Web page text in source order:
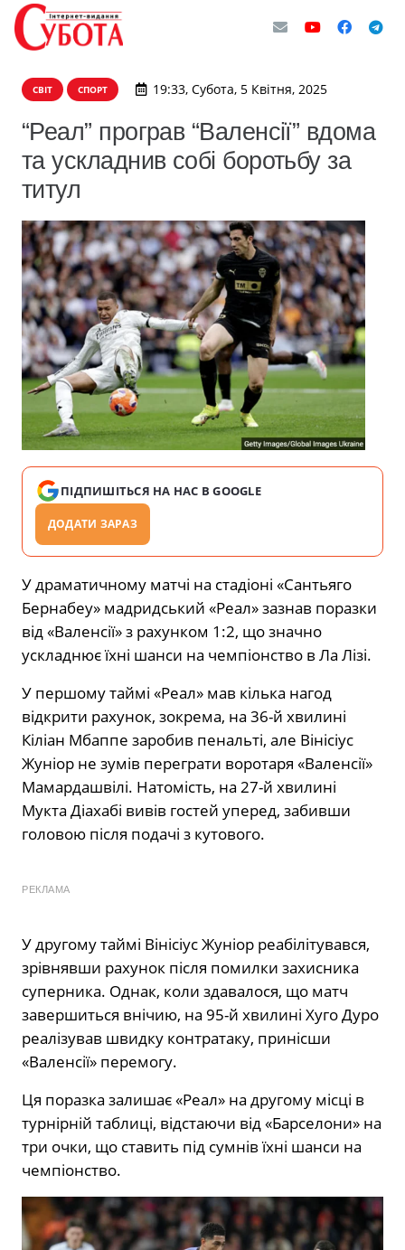
СВІТ СПОРТ 19:33, Субота, 5 Квітня, 2025
“Реал” програв “Валенсії” вдома
та ускладнив собі боротьбу за
титул
ПІДПИШІТЬСЯ НА НАС В GOOGLE
ДОДАТИ ЗАРАЗ
У драматичному матчі на стадіоні «Сантьяго
Бернабеу» мадридський «Реал» зазнав поразки
від «Валенсії» з рахунком 1:2, що значно
ускладнює їхні шанси на чемпіонство в Ла Лізі.
У першому таймі «Реал» мав кілька нагод
відкрити рахунок, зокрема, на 36-й хвилині
Кіліан Мбаппе заробив пенальті, але Вінісіус
Жуніор не зумів переграти воротаря «Валенсії»
Мамардашвілі. Натомість, на 27-й хвилині
Мукта Діахабі вивів гостей уперед, забивши
головою після подачі з кутового.
РЕКЛАМА
У другому таймі Вінісіус Жуніор реабілітувався,
зрівнявши рахунок після помилки захисника
суперника. Однак, коли здавалося, що матч
завершиться внічию, на 95-й хвилині Хуго Дуро
реалізував швидку контратаку, принісши
«Валенсії» перемогу.
Ця поразка залишає «Реал» на другому місці в
турнірній таблиці, відстаючи від «Барселони» на
три очки, що ставить під сумнів їхні шанси на
чемпіонство.